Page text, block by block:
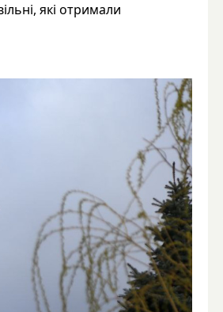
які отримали